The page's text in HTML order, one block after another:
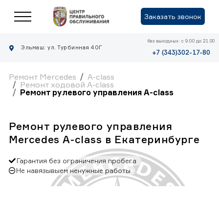
Заказать звонок
Эльмаш: ул. Турбинная 40Г
без выходных: с 9.00 до 21.00
+7 (343)302-17-80
Ремонт Mercedes
A-class
Ремонт ходовой A-class
Ремонт рулевого управления A-class
Ремонт рулевого управления
Mercedes A-class в Екатеринбурге
Гарантия без ограничения пробега
Не навязывыем ненужные работы